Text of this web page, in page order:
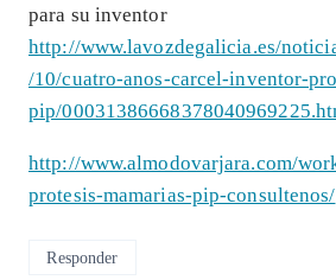
para su inventor
http://www.lavozdegalicia.es/
/10/cuatro-anos-carcel-inventor-
pip/
http://www.almodovarjara.com/
protesis-mamarias-pip-consultenos/
Responder